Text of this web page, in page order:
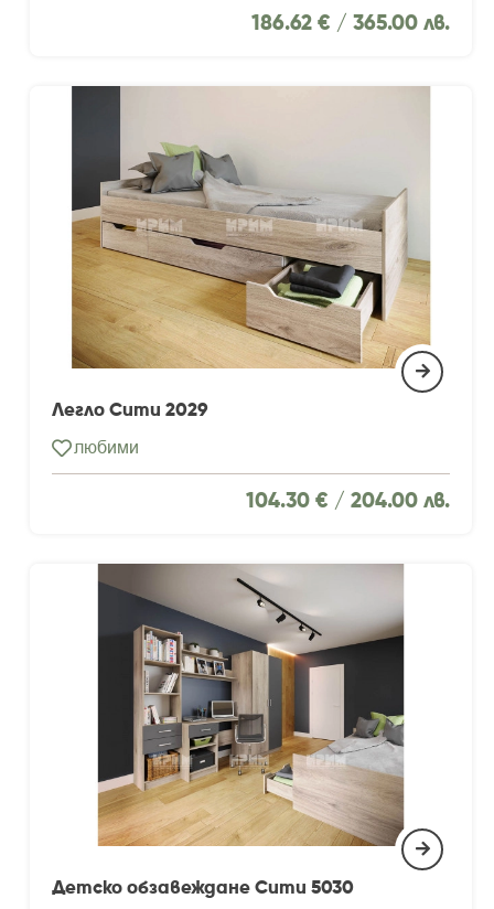
186.62 € / 365.00 лв.
Легло Сити 2029
любими
104.30 € / 204.00 лв.
Детско обзавеждане Сити 5030